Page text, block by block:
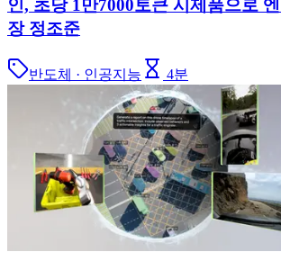
인, 초당 1만7000토큰 시제품으로
장 정조준
반도체 · 인공지능 4분